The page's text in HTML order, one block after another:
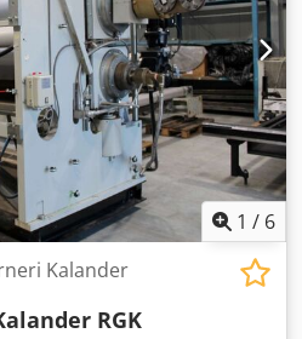
1 / 6
Kalander
RGK